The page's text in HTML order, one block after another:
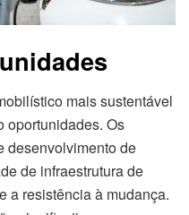
mais sustentável
oportunidades. Os
desenvolvimento de
de infraestrutura de
a resistência à mudança.